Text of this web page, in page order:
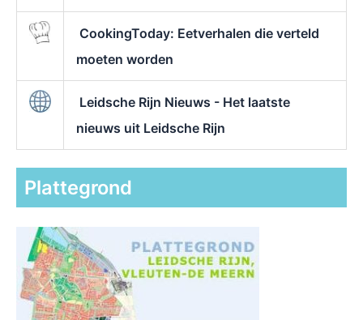
CookingToday: Eetverhalen die verteld
moeten worden
Leidsche Rijn Nieuws - Het laatste
nieuws uit Leidsche Rijn
Plattegrond